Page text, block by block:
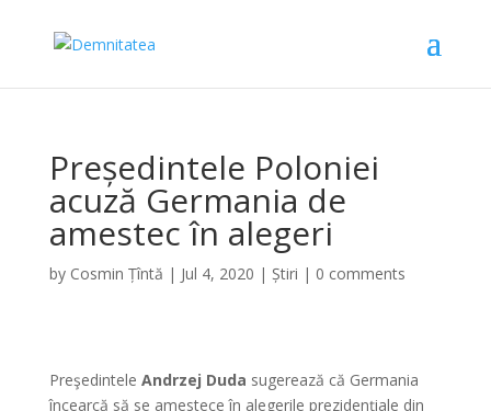
Președintele Poloniei
acuză Germania de
amestec în alegeri
by Cosmin Țîntă | Jul 4, 2020 | Știri | 0 comments
Preşedintele Andrzej Duda sugerează că Germania
încearcă să se amestece în alegerile prezidenţiale din